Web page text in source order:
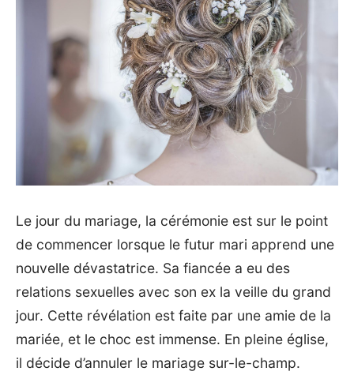
Le jour du mariage, la cérémonie est sur le point
de commencer lorsque le futur mari apprend une
nouvelle dévastatrice. Sa fiancée a eu des
relations sexuelles avec son ex la veille du grand
jour. Cette révélation est faite par une amie de la
mariée, et le choc est immense. En pleine église,
il décide d’annuler le mariage sur-le-champ.